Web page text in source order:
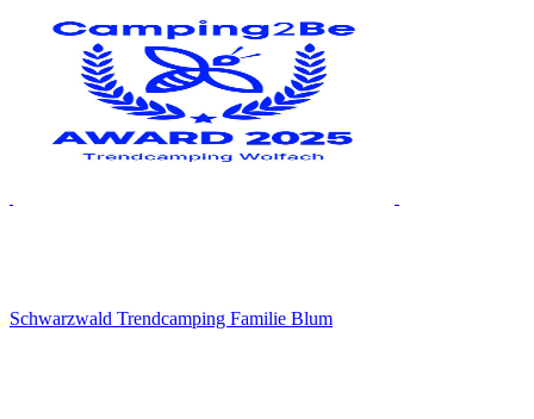
Schwarzwald Trendcamping Familie Blum